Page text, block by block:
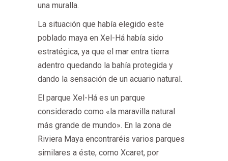
una muralla.
La situación que había elegido este
poblado maya en Xel-Há había sido
estratégica, ya que el mar entra tierra
adentro quedando la bahía protegida y
dando la sensación de un acuario natural.
El parque Xel-Há es un parque
considerado como «la maravilla natural
más grande de mundo». En la zona de
Riviera Maya encontraréis varios parques
similares a éste, como Xcaret, por